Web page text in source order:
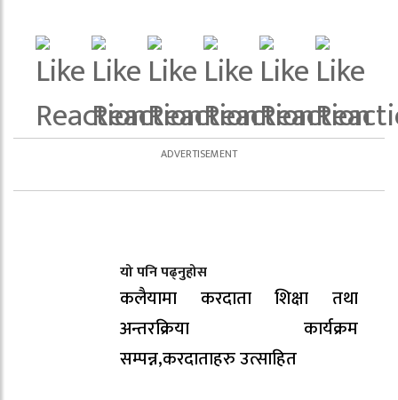
यो पनि पढ्नुहोस
कलैयामा करदाता शिक्षा तथा
अन्तरक्रिया कार्यक्रम
सम्पन्न,करदाताहरु उत्साहित